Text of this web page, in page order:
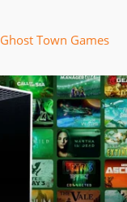
Ghost Town Games